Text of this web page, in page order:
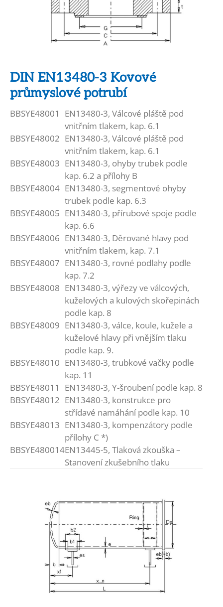
DIN EN13480-3 Kovové
průmyslové potrubí
BBSYE48001
EN13480-3, Válcové pláště pod
vnitřním tlakem, kap. 6.1
BBSYE48002 EN13480-3, Válcové pláště pod
vnitřním tlakem, kap. 6.1
BBSYE48003 EN13480-3, ohyby trubek podle
kap. 6.2 a přílohy B
BBSYE48004 EN13480-3, segmentové ohyby
trubek podle kap. 6.3
BBSYE48005 EN13480-3, přírubové spoje podle
kap. 6.6
BBSYE48006 EN13480-3, Děrované hlavy pod
vnitřním tlakem, kap. 7.1
BBSYE48007 EN13480-3, rovné podlahy podle
kap. 7.2
BBSYE48008 EN13480-3, výřezy ve válcových,
kuželových a kulových skořepinách
podle kap. 8
BBSYE48009 EN13480-3, válce, koule, kužele a
kuželové hlavy při vnějším tlaku
podle kap. 9.
BBSYE48010 EN13480-3, trubkové vačky podle
kap. 11
BBSYE48011
EN13480-3, Y-šroubení podle kap. 8
BBSYE48012 EN13480-3, konstrukce pro
střídavé namáhání podle kap. 10
BBSYE48013 EN13480-3, kompenzátory podle
přílohy C *)
BBSYE480014EN13445-5, Tlaková zkouška –
Stanovení zkušebního tlaku